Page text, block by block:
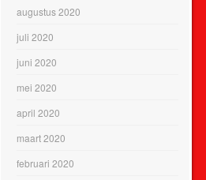
augustus 2020
juli 2020
juni 2020
mei 2020
april 2020
maart 2020
februari 2020